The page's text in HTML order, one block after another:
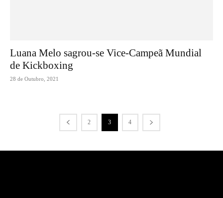
Luana Melo sagrou-se Vice-Campeã Mundial
de Kickboxing
28 de Outubro, 2021
2 3 4